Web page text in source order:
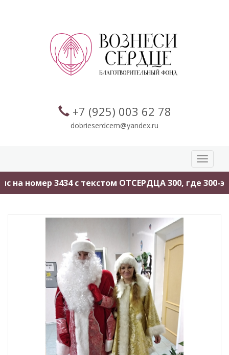
+7 (925) 003 62 78
dobrieserdcem@yandex.ru
Toggle
номер 3434 с текстом ОТСЕРДЦА 300, где 300-